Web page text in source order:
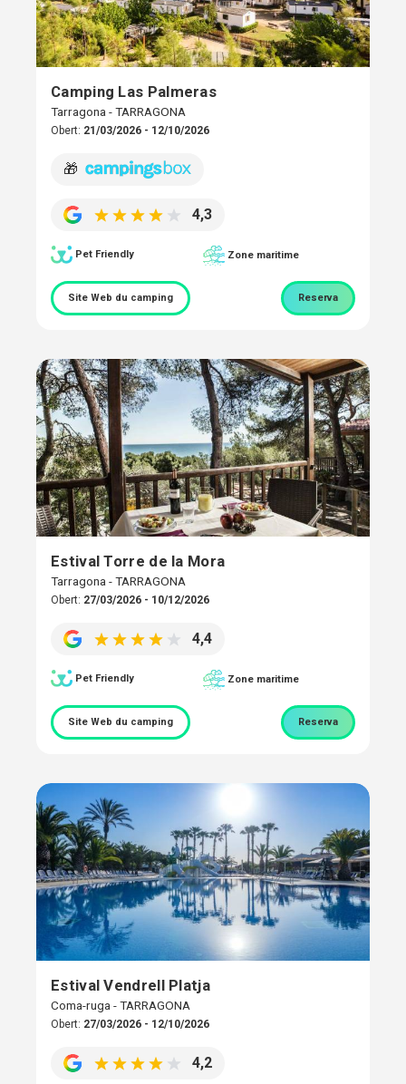
Camping Las Palmeras
Tarragona - TARRAGONA
Obert: 21/03/2026 - 12/10/2026
🎁
4,3
Pet Friendly Zone maritime
Site Web du camping Reserva
Estival Torre de la Mora
Tarragona - TARRAGONA
Obert: 27/03/2026 - 10/12/2026
4,4
Pet Friendly Zone maritime
Site Web du camping Reserva
Estival Vendrell Platja
Coma-ruga - TARRAGONA
Obert: 27/03/2026 - 12/10/2026
4,2